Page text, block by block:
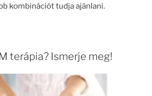
kombinációt tudja ajánlani.
terápia? Ismerje meg!